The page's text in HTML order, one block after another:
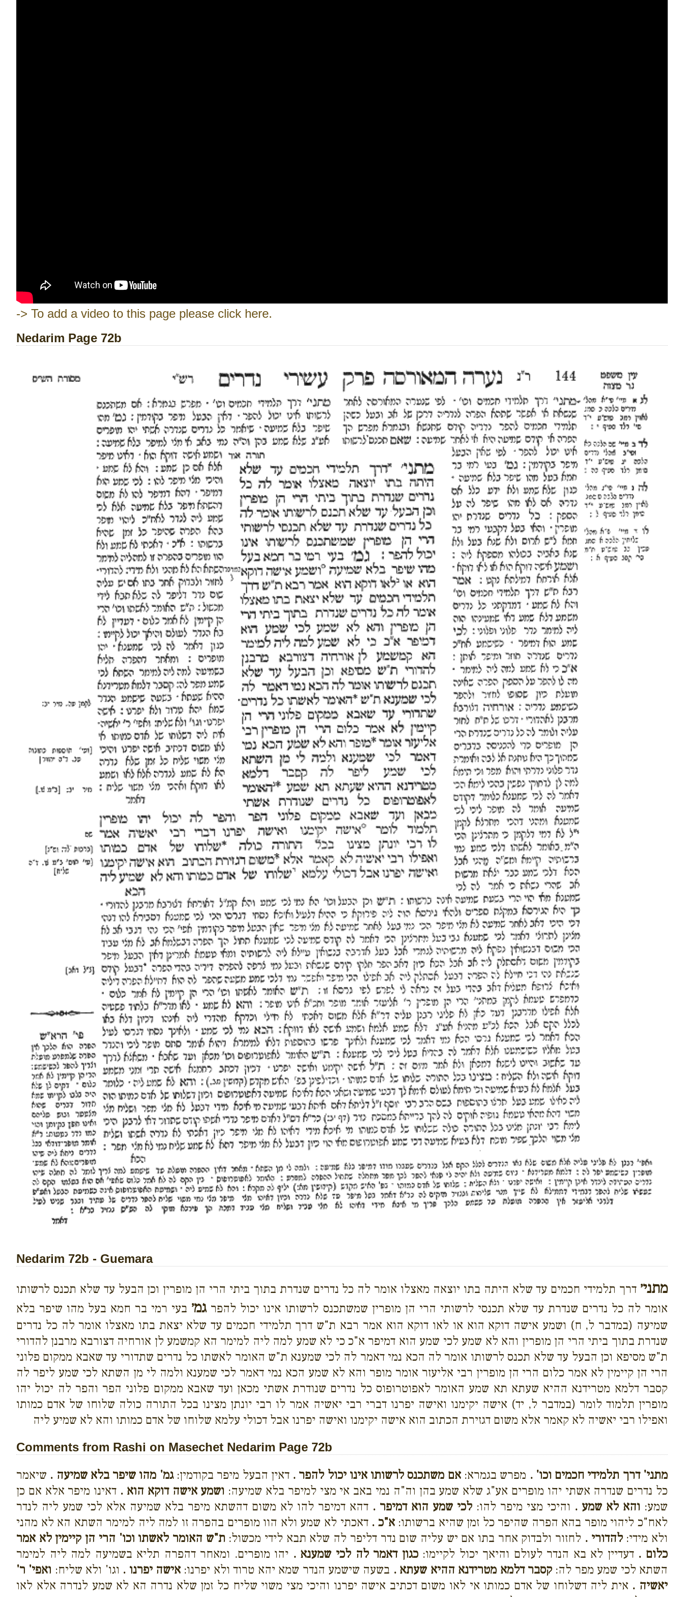
-> To add a video to this page please click here.
Nedarim Page 72b
Nedarim 72b - Guemara
מתני׳ דרך תלמידי חכמים עד שלא היתה בתו יוצאה מאצלו אומר לה כל נדרים שנדרת בתוך ביתי הרי הן מופרין וכן הבעל עד שלא תכנס לרשותו
אומר לה כל נדרים שנדרת עד שלא תכנסי לרשותי הרי הן מופרין שמשתכנס לרשותו אינו יכול להפר גמ׳ בעי רמי בר חמא בעל מהו שיפר בלא
שמיעה (במדבר ל, ח) ושמע אישה דוקא הוא או לאו דוקא הוא אמר רבא ת"ש דרך תלמידי חכמים עד שלא יצאת בתו מאצלו אומר לה כל נדרים
שנדרת בתוך ביתי הרי הן מופרין והא לא שמע לכי שמע הוא דמיפר א"כ כי לא שמע למה ליה למימר הא קמשמע לן אורחיה דצורבא מרבנן להדורי
ת"ש מסיפא וכן הבעל עד שלא תכנס לרשותו אומר לה הכא נמי דאמר לה לכי שמענא ת"ש האומר לאשתו כל נדרים שתדורי עד שאבא ממקום פלוני
הרי הן קיימין לא אמר כלום הרי הן מופרין רבי אליעזר אומר מופר והא לא שמע הכא נמי דאמר לכי שמענא ולמה לי מן השתא לכי שמע ליפר לה
קסבר דלמא מטרידנא ההיא שעתא תא שמע האומר לאפוטרופוס כל נדרים שנודרת אשתי מכאן ועד שאבא ממקום פלוני הפר והפר לה יכול יהו
מופרין תלמוד לומר (במדבר ל, יד) אישה יקימנו ואישה יפרנו דברי רבי יאשיה אמר לו רבי יונתן מצינו בכל התורה כולה שלוחו של אדם כמותו
ואפילו רבי יאשיה לא קאמר אלא משום דגזירת הכתוב הוא אישה יקימנו ואישה יפרנו אבל דכולי עלמא שלוחו של אדם כמותו והא לא שמיע ליה
Comments from Rashi on Masechet Nedarim Page 72b
מתני' דרך תלמידי חכמים וכו' . מפרש בגמרא:אם משתכנס לרשותו אינו יכול להפר . דאין הבעל מיפר בקודמין:גמ' מהו שיפר בלא שמיעה . שיאמר
כל נדרים שנדרה אשתי יהו מופרים אע"ג שלא שמע בהן וה"ה נמי באב אי מצי למיפר בלא שמיעה: ושמע אישה דוקא הוא . דאינו מיפר אלא אם כן
שמע: והא לא שמע . והיכי מצי מיפר להו: לכי שמע הוא דמיפר . דהא דמיפר להו לא משום דהשתא מיפר בלא שמיעה אלא לכי שמע ליה לנדר
לאח"כ ליהוי מופר בהא הפרה שהיפר כל זמן שהיא ברשותו:א"כ . דאכתי לא שמע ולא הוו מופרים בהפרה זו למה ליה למימר השתא הא לא מהני
ולא מידי:להדורי . לחזור ולבדוק אחר בתו אם יש עליה שום נדר דליפר לה שלא תבא לידי מכשול: ת"ש האומר לאשתו וכו' הרי הן קיימין לא אמר
כלום . דעדיין לא בא הנדר לעולם והיאך יכול לקיימו:כגון דאמר לה לכי שמענא . יהו מופרים. ומאחר דהפרה תליא בשמיעה למה ליה למימר
השתא לכי שמע מפר לה:קסבר דלמא מטרידנא ההיא שעתא . בשעה שישמע הנדר שמא יהא טרוד ולא יפרנו: אישה יפרנו . וגו' ולא שליח: ואפי' ר'
יאשיה . אית ליה דשלוחו של אדם כמותו אי לאו משום דכתיב אישה יפרנו והיכי מצי משוי שליח כל זמן שלא נדרה הא לא שמע לנדרה אלא לאו